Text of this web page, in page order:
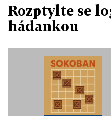
Rozptylte se
hádankou